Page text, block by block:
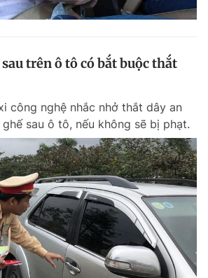
trên ô tô có bắt buộc thắt
công nghệ nhắc nhở thắt dây an
sau ô tô, nếu không sẽ bị phạt.